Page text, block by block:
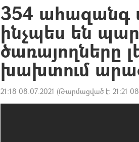
354 ահազանգ
ինչպես են
ծառայողները
խախտում
21:18 08.07.2021 (Թարմացված է: 21:21